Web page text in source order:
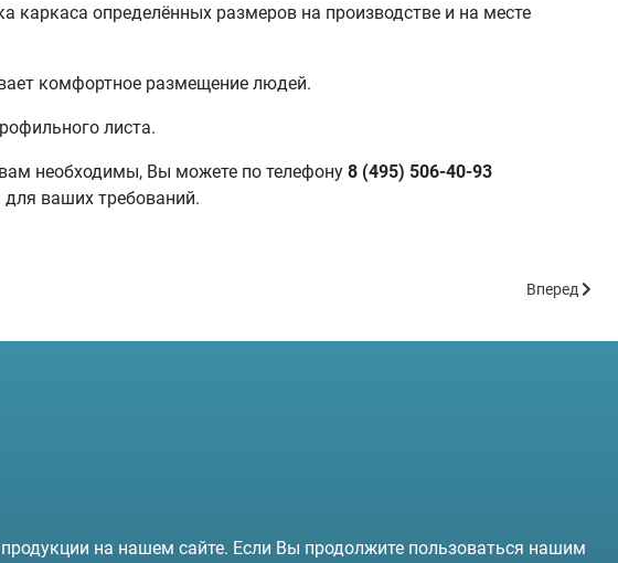
каркаса определённых размеров на производстве и на месте
комфортное размещение людей.
листа.
необходимы, Вы можете по телефону 8 (495) 506-40-93
ваших требований.
Следующий:
Вперед
на нашем сайте. Если Вы продолжите пользоваться нашим